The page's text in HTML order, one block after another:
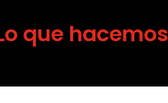
que hacemos